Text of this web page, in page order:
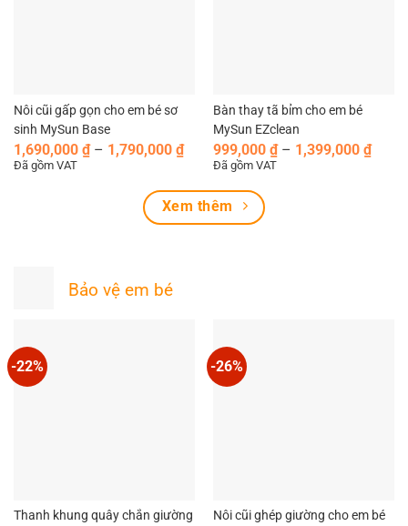
Nôi cũi gấp gọn cho em bé sơ
sinh MySun Base
1,690,000 ₫ – 1,790,000 ₫Khoảng
giá:
1,690,000 ₫
đến
1,790,000 ₫
Đã gồm VAT
Bàn thay tã bỉm cho em bé
MySun EZclean
999,000 ₫ – 1,399,000 ₫
giá:
Đã gồm VAT
Xem thêm
Bảo vệ em bé
-22%
Thanh khung quây chắn giường
-26%
Nôi cũi ghép giường cho em bé